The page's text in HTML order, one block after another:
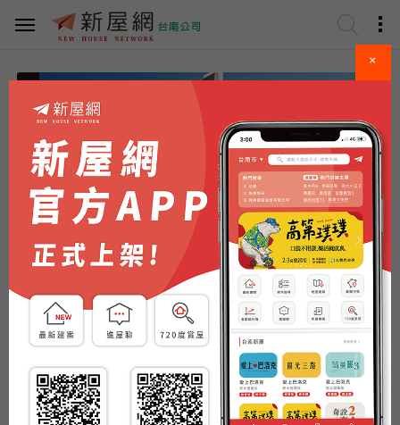
請選擇區域 看更多..
×